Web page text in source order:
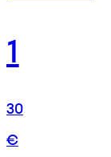
1
30
€